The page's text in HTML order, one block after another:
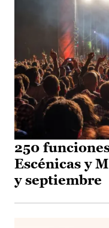
250
Escénicas y
y septiembre